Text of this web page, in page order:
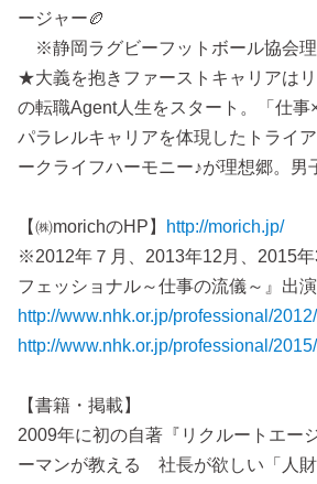
ージャー🏉
※静岡ラグビーフットボール協会
★大義を抱きファーストキャリアは
の転職Agent人生をスタート。「仕事
パラレルキャリアを体現したトライ
ークライフハーモニー♪が理想郷。男
【㈱morichのHP】
http://morich.jp/
※2012年７月、2013年12月、2015
http://www.nhk.or.jp/professional/
http://www.nhk.or.jp/professional/
【書籍・掲載】
2009年に初の自著『リクルートエー
ーマンが教える 社長が欲しい「人財